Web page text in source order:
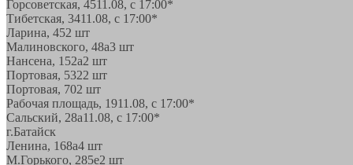
Горсоветская, 4511.08, с 17:00*
Тибетская, 3411.08, с 17:00*
Ларина, 452 шт
Малиновского, 48а3 шт
Нансена, 152а2 шт
Портовая, 5322 шт
Портовая, 702 шт
Рабочая площадь, 1911.08, с 17:00*
Сальский, 28a11.08, с 17:00*
г.Батайск
Ленина, 168а4 шт
М.Горького, 285е2 шт